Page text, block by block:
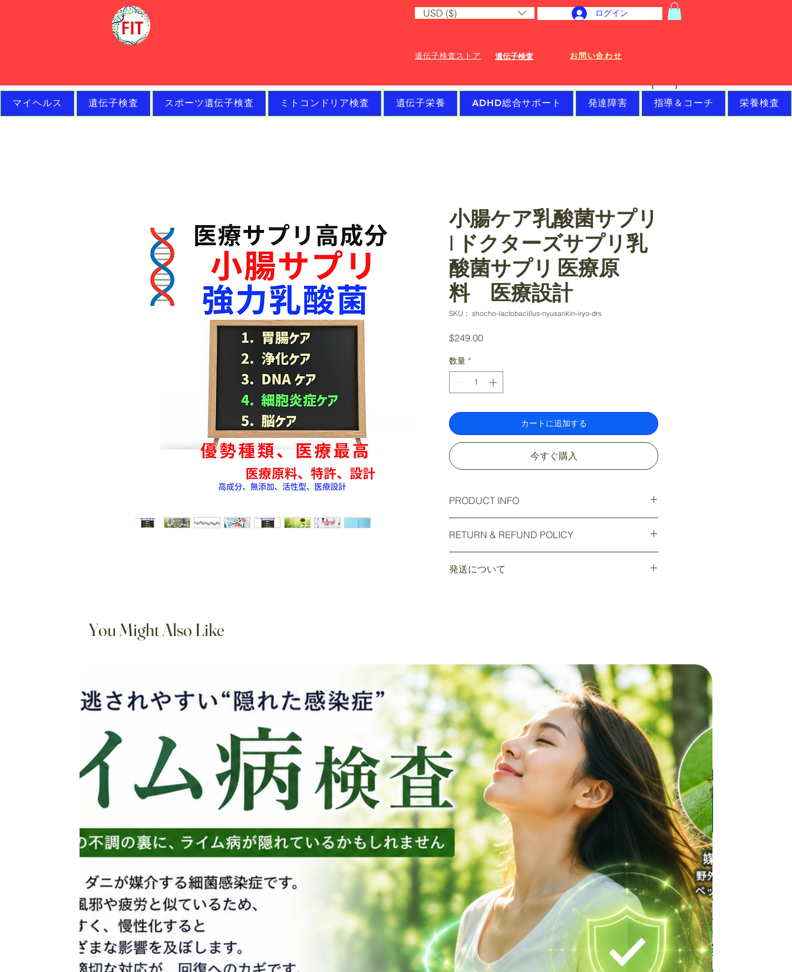
USD ($) ログイン
遺伝子検査ストア 遺伝子検査 お問い合わせ
マイヘルス 遺伝子検査 スポーツ遺伝子検査 ミトコンドリア検査 遺伝子栄養 ADHD総合サポート 発達障害 指導＆コーチ 栄養検査
小腸ケア乳酸菌サプリ
l ドクターズサプリ乳
酸菌サプリ 医療原
料 医療設計
SKU： shocho-lactobacillus-nyusankin-iryo-drs
$249.00価
数量 *
カートに追加する
今すぐ購入
PRODUCT INFO
information about your product such as sizing,
and how your customers can benefit from this item.
RETURN & REFUND POLICY
your customers know what to do in case they are
発送について
Yamato
You Might Also Like